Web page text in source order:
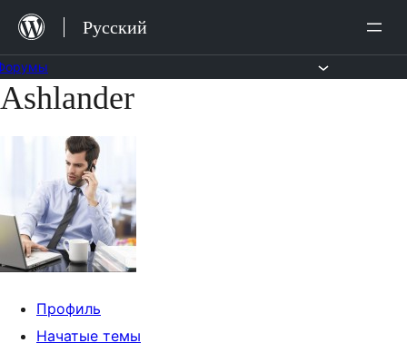
Перейти
содержимому
Русский
Перейти
содержимому
Ashlander
Профиль
Начатые темы